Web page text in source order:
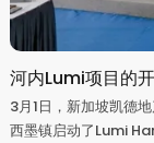
河内Lumi项目的
3月1日，新加坡凯德
西墨镇启动了Lumi